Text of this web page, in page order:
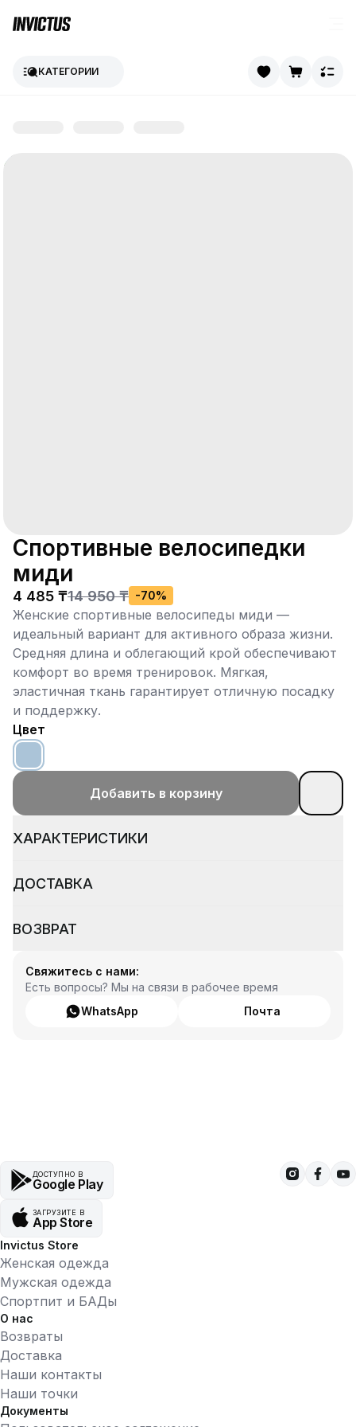
КАТЕГОРИИ
Спортивные велосипедки
миди
4 485 ₸14 950 ₸ -70%
Женские спортивные велосипеды миди —
идеальный вариант для активного образа жизни.
Средняя длина и облегающий крой обеспечивают
комфорт во время тренировок. Мягкая,
эластичная ткань гарантирует отличную посадку
и поддержку.
Цвет
Добавить в корзину
ХАРАКТЕРИСТИКИ
ДОСТАВКА
ВОЗВРАТ
Свяжитесь с нами:
Есть вопросы? Мы на связи в рабочее время
WhatsApp
Почта
ДОСТУПНО В
Google Play
ЗАГРУЗИТЕ В
App Store
Invictus Store
Женская одежда
Мужская одежда
Спортпит и БАДы
О нас
Возвраты
Доставка
Наши контакты
Наши точки
Документы